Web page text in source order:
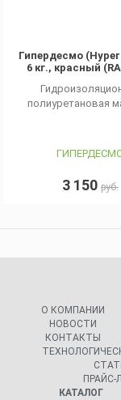
Гипердесмо
6 кг., красный
полиуретановая
3 150 руб.
О КОМПАНИИ
НОВОСТИ
КОНТАКТЫ
ПРАЙС-
КАТАЛОГ